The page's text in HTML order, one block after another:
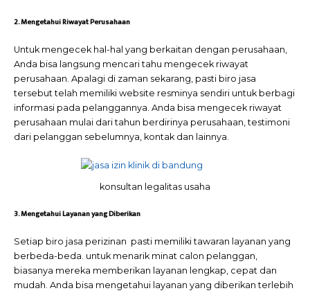
2. Mengetahui Riwayat Perusahaan
Untuk mengecek hal-hal yang berkaitan dengan perusahaan,
Anda bisa langsung mencari tahu mengecek riwayat
perusahaan. Apalagi di zaman sekarang, pasti biro jasa
tersebut telah memiliki website resminya sendiri untuk berbagi
informasi pada pelanggannya. Anda bisa mengecek riwayat
perusahaan mulai dari tahun berdirinya perusahaan, testimoni
dari pelanggan sebelumnya, kontak dan lainnya.
konsultan legalitas usaha
3. Mengetahui Layanan yang Diberikan
Setiap biro jasa perizinan pasti memiliki tawaran layanan yang
berbeda-beda. untuk menarik minat calon pelanggan,
biasanya mereka memberikan layanan lengkap, cepat dan
mudah. Anda bisa mengetahui layanan yang diberikan terlebih